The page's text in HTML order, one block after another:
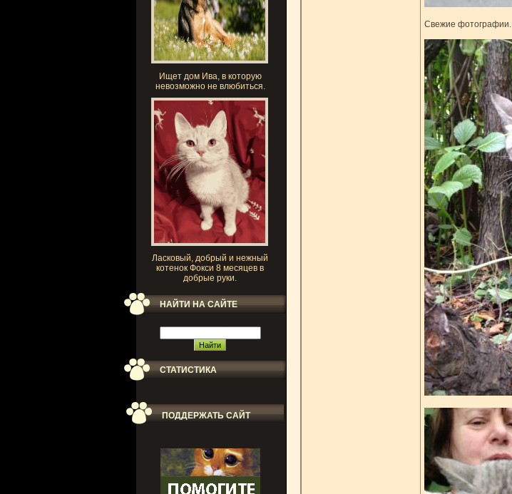
Ищет дом Ива, в которую
невозможно не влюбиться.
Ласковый, добрый и нежный
котенок Фокси 8 месяцев в
добрые руки.
НАЙТИ НА САЙТЕ
СТАТИСТИКА
ПОДДЕРЖАТЬ САЙТ
Свежие фотографии.